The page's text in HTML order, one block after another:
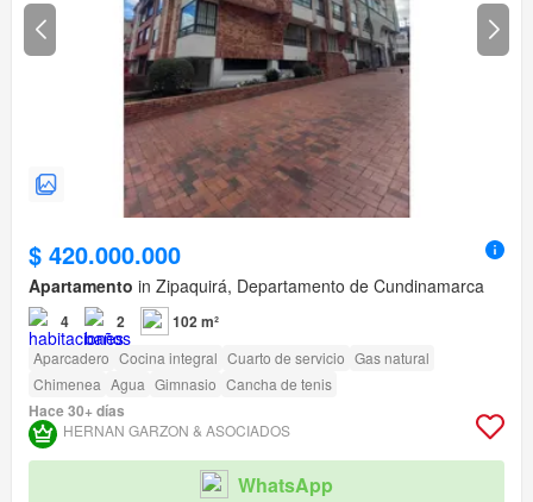
$ 420.000.000
Apartamento in Zipaquirá, Departamento de Cundinamarca
4 2 102 m²
Aparcadero Cocina integral Cuarto de servicio Gas natural
Chimenea Agua Gimnasio Cancha de tenis
Hace 30+ días
HERNAN GARZON & ASOCIADOS
WhatsApp